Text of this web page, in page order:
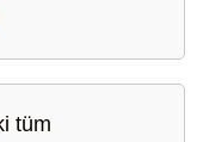
tüm